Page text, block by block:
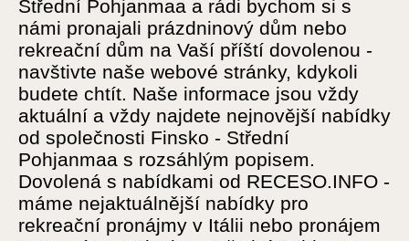
Střední Pohjanmaa a rádi bychom si s
námi pronajali prázdninový dům nebo
rekreační dům na Vaší příští dovolenou -
navštivte naše webové stránky, kdykoli
budete chtít. Naše informace jsou vždy
aktuální a vždy najdete nejnovější nabídky
od společnosti Finsko - Střední
Pohjanmaa s rozsáhlým popisem.
Dovolená s nabídkami od RECESO.INFO -
máme nejaktuálnější nabídky pro
rekreační pronájmy v Itálii nebo pronájem